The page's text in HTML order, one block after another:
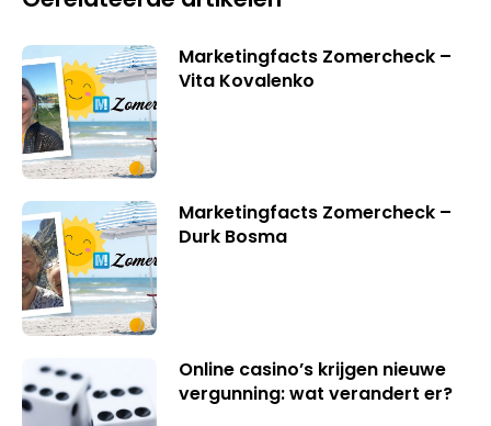
Marketingfacts Zomercheck –
Vita Kovalenko
Marketingfacts Zomercheck –
Durk Bosma
Online casino’s krijgen nieuwe
vergunning: wat verandert er?